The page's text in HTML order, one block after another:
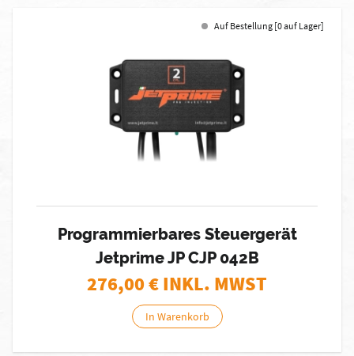
Auf Bestellung [0 auf Lager]
Programmierbares Steuergerät
Jetprime JP CJP 042B
276,00€ INKL. MWST
In Warenkorb